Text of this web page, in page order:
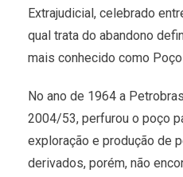
Extrajudicial, celebrado
qual trata do abandono
mais conhecido como
No ano de 1964 a
2004/53, perfurou o poço
exploração e produção de
derivados, porém, não